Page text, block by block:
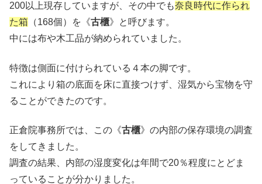
200以上現存していますが、その中でも奈良時代に作られ
た箱 （168個）を《古櫃》と呼びます。
中には布や木工品が納められていました。
特徴は側面に付けられている４本の脚です。
これにより箱の底面を床に直接つけず、湿気から宝物を守
ることができたのです。
正倉院事務所では、この《古櫃》の内部の保存環境の調査
をしてきました。
調査の結果、内部の湿度変化は年間で20％程度にとどま
っていることが分かりました。